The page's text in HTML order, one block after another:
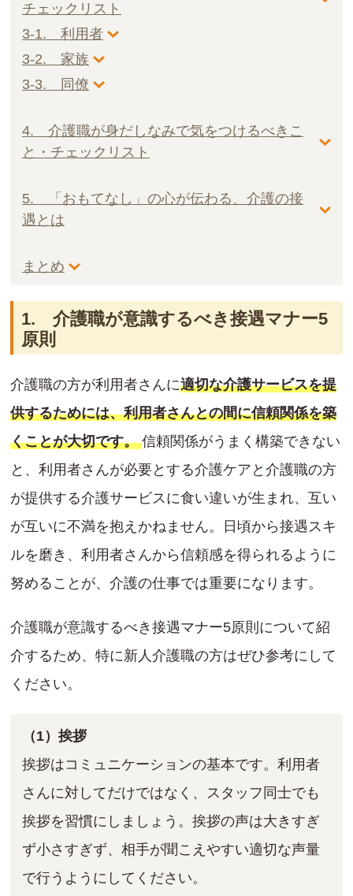
チェックリスト
3-1. 利用者
3-2. 家族
3-3. 同僚
4. 介護職が身だしなみで気をつけるべきこ
と・チェックリスト
5. 「おもてなし」の心が伝わる、介護の接
遇とは
まとめ
1. 介護職が意識するべき接遇マナー5
原則
介護職の方が利用者さんに適切な介護サービスを提
供するためには、利用者さんとの間に信頼関係を築
くことが大切です。信頼関係がうまく構築できない
と、利用者さんが必要とする介護ケアと介護職の方
が提供する介護サービスに食い違いが生まれ、互い
が互いに不満を抱えかねません。日頃から接遇スキ
ルを磨き、利用者さんから信頼感を得られるように
努めることが、介護の仕事では重要になります。
介護職が意識するべき接遇マナー5原則について紹
介するため、特に新人介護職の方はぜひ参考にして
ください。
（1）挨拶
挨拶はコミュニケーションの基本です。利用者
さんに対してだけではなく、スタッフ同士でも
挨拶を習慣にしましょう。挨拶の声は大きすぎ
ず小さすぎず、相手が聞こえやすい適切な声量
で行うようにしてください。